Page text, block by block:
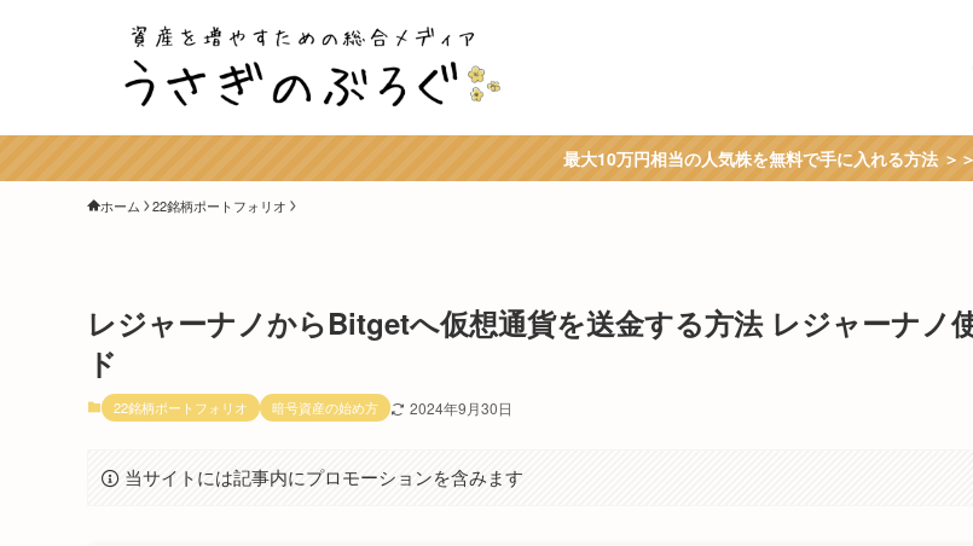
最大10万円相当の人気株を無料で手に入れる方法 ＞
ホーム 22銘柄ポートフォリオ
レジャーナノからBitgetへ仮想通貨を送金する方法 レジャーナノ
ド
22銘柄ポートフォリオ 暗号資産の始め方 2024年9月30日
当サイトには記事内にプロモーションを含みます